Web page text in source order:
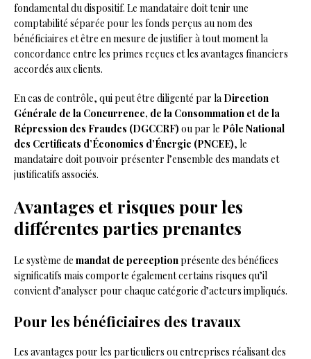
fondamental du dispositif. Le mandataire doit tenir une
comptabilité séparée pour les fonds perçus au nom des
bénéficiaires et être en mesure de justifier à tout moment la
concordance entre les primes reçues et les avantages financiers
accordés aux clients.
En cas de contrôle, qui peut être diligenté par la Direction
Générale de la Concurrence, de la Consommation et de la
Répression des Fraudes (DGCCRF) ou par le Pôle National
des Certificats d’Économies d’Énergie (PNCEE), le
mandataire doit pouvoir présenter l’ensemble des mandats et
justificatifs associés.
Avantages et risques pour les
différentes parties prenantes
Le système de mandat de perceptionprésente des bénéfices
significatifs mais comporte également certains risques qu’il
convient d’analyser pour chaque catégorie d’acteurs impliqués.
Pour les bénéficiaires des travaux
Les avantages pour les particuliers ou entreprises réalisant des